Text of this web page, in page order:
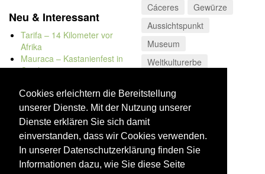
Cookies erleichtern die Bereitstellung
unserer Dienste. Mit der Nutzung unserer
Dienste erklären Sie sich damit
einverstanden, dass wir Cookies verwenden.
In unserer Datenschutzerklärung finden Sie
Informationen dazu, wie Sie diese Seite
Neu & Interessant
Tarifa – 14 Kilometer vor
Afrika
Mauraca – Kastanienfest in
Capileira
Bolonia
Kap Trafalgar
Düne von Bolonia
Cáceres
Gewürze
Aussichtspunkt
Museum
Weltkulturerbe